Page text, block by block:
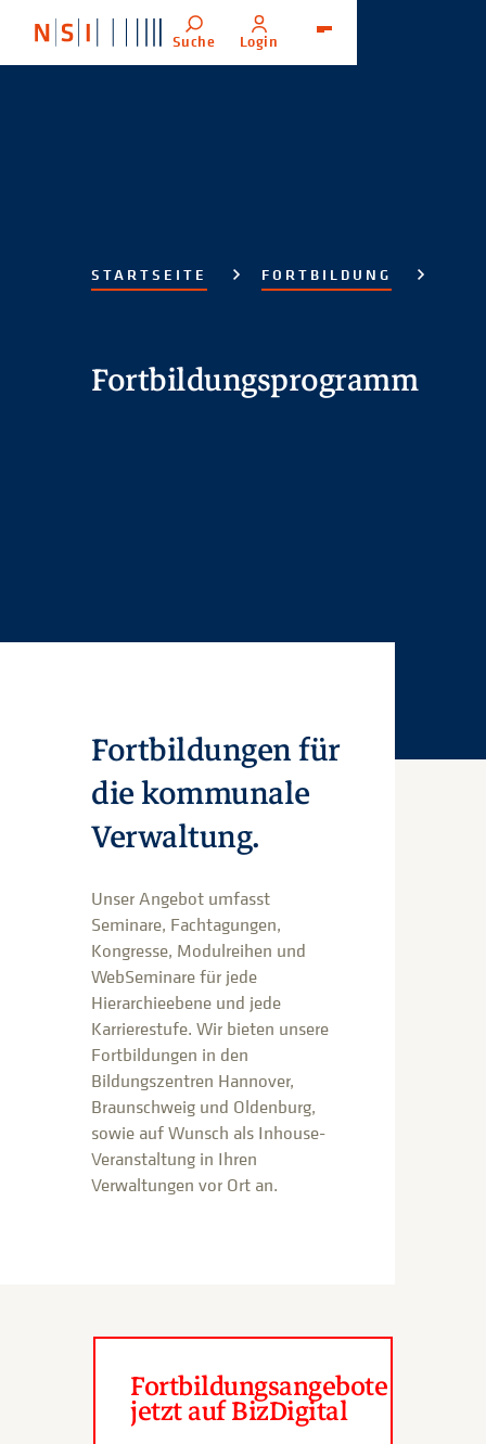
Suche Login
STARTSEITE FORTBILDUNG
Fortbildungsprogramm
Fortbildungen für
die kommunale
Verwaltung.
Unser Angebot umfasst
Seminare, Fachtagungen,
Kongresse, Modulreihen und
WebSeminare für jede
Hierarchieebene und jede
Karrierestufe. Wir bieten unsere
Fortbildungen in den
Bildungszentren Hannover,
Braunschweig und Oldenburg,
sowie auf Wunsch als Inhouse-
Veranstaltung in Ihren
Verwaltungen vor Ort an.
Fortbildungsangebote
jetzt auf BizDigital